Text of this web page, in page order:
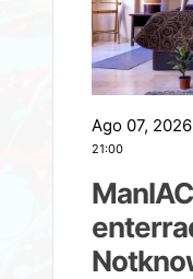
Ago 07, 2026
21:00